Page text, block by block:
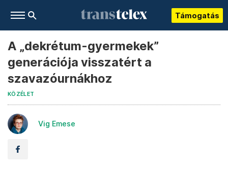
Támogatás
A „dekrétum-gyermekek”
generációja visszatért a
szavazóurnákhoz
KÖZÉLET
Vig Emese